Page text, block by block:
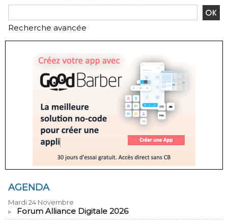
Recherche avancée
AGENDA
Mardi 24 Novembre
Forum Alliance Digitale 2026